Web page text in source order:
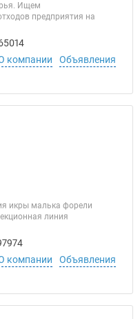
Ищем
предприятия на
компании
Объявления
икры малька форели
линия
компании
Объявления